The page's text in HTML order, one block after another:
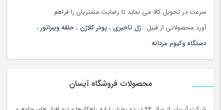
سرعت در تحویل کالا می نماید تا رضایت مشتریان را فراهم
آورد.محصولاتی از قبیل : ژل تاخیری ، پودر کلاژن ، حلقه ویبراتور ،
دستگاه وکیوم مردانه
محصولات فروشگاه آیسان
ابعاد میز:
دستگاه برش لیزر ابعاد 60*90
دستگاه برش لیزر ابعاد 90*130
دستگاه برش لیزر ابعاد 100*160
دستگاه برش لیزر ابعاد 1.70*2.70